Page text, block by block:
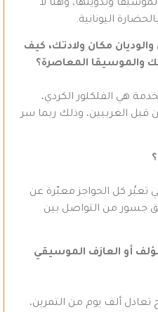
وتدوينها، وهنا لا
اليونانية.
مكان ولادتك، كيف
والموسيقا المعاصرة؟
هي الفلكلور الكردي،
الغربيين، وذلك ربما سر
تعبُر كل الحواجز معبّرة عن
جسور من التواصل بين
أو العازف الموسيقي
ألف يوم من التمرين،